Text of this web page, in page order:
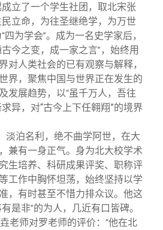
立了一个学生社团，取北宋张
立命，为往圣继绝学，为万世
“四为学会”。成为一名史学家后，
今之变，成一家之言” ，始终用
对人类社会的已有观察与解释，
界，聚焦中国与世界正在发生的
发展趋势，以“虽千万人，吾往
异，对“古今上下任翱翔”的境界
淡泊名利，绝不曲学阿世，在大
兼有一身正气。身为北大校学术
生培养、科研成果评奖、职称评
工作中胸怀坦荡，始终坚持以学
，有时甚至不惜力排众议。他这
是非”的为人，几近有口皆碑。
老师对罗老师的评价： “他在北